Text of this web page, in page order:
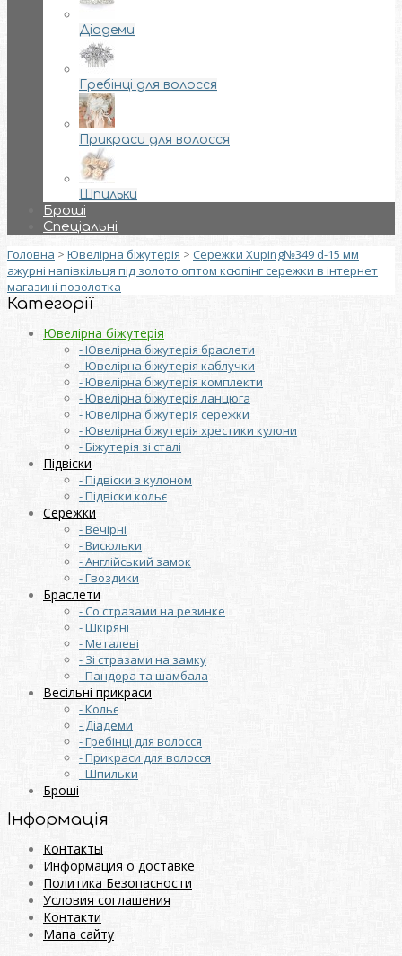
Діадеми
Гребінці для волосся
Прикраси для волосся
Шпильки
Броші
Спеціальні
Головна > Ювелірна біжутерія > Сережки Xuping№349 d-15 мм
ажурні напівкільця під золото оптом ксюпінг сережки в інтернет
магазині позолотка
Категорії
Ювелірна біжутерія
- Ювелірна біжутерія браслети
- Ювелірна біжутерія каблучки
- Ювелірна біжутерія комплекти
- Ювелірна біжутерія ланцюга
- Ювелірна біжутерія сережки
- Ювелірна біжутерія хрестики кулони
- Біжутерія зі сталі
Підвіски
- Підвіски з кулоном
- Підвіски кольє
Сережки
- Вечірні
- Висюльки
- Англійський замок
- Гвоздики
Браслети
- Со стразами на резинке
- Шкіряні
- Металеві
- Зі стразами на замку
- Пандора та шамбала
Весільні прикраси
- Кольє
- Діадеми
- Гребінці для волосся
- Прикраси для волосся
- Шпильки
Броші
Інформація
Контакты
Информация о доставке
Политика Безопасности
Условия соглашения
Контакти
Мапа сайту